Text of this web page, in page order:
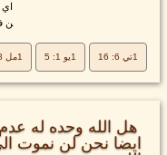
اي
ن
1تي 6: 16 1يو 1: 5 1مل 8: 12
هل الله وحده له
ايضا نحن لن نموت